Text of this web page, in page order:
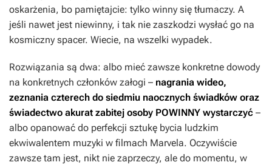
oskarżenia, bo pamiętajcie: tylko winny się tłumaczy. A
jeśli nawet jest niewinny, i tak nie zaszkodzi wysłać go na
kosmiczny spacer. Wiecie, na wszelki wypadek.
Rozwiązania są dwa: albo mieć zawsze konkretne dowody
na konkretnych członków załogi – nagrania wideo,
zeznania czterech do siedmiu naocznych świadków oraz
świadectwo akurat zabitej osoby POWINNY wystarczyć –
albo opanować do perfekcji sztukę bycia ludzkim
ekwiwalentem muzyki w filmach Marvela. Oczywiście
zawsze tam jest, nikt nie zaprzeczy, ale do momentu, w